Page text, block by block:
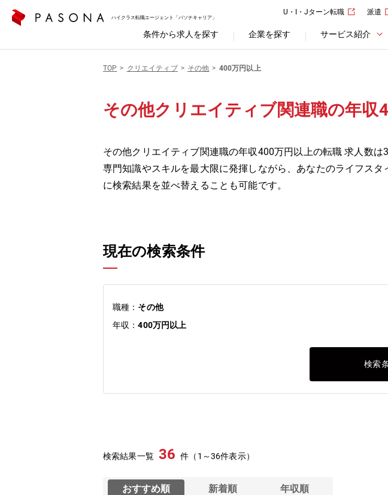
ハイクラス転職エージェント「パソナキャリア」
U・I・Jターン転職 派遣
条件から求人を探す 企業を探す サービス紹介
TOP クリエイティブ その他 400万円以上
その他クリエイティブ関連職の年収
その他クリエイティブ関連職の年収400万円以上の転職 求人数は
専門知識やスキルを最大限に発揮しながら、あなたのライフス
に検索結果を並べ替えることも可能です。
現在の検索条件
職種： その他
年収：400万円以上
検索
検索結果一覧 36 件（1～36件表示）
おすすめ順 新着順 年収順